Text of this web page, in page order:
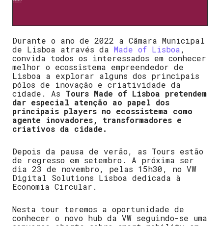
Durante o ano de 2022 a Câmara Municipal
de Lisboa através da Made of Lisboa,
convida todos os interessados em conhecer
melhor o ecossistema empreendedor de
Lisboa a explorar alguns dos principais
pólos de inovação e criatividade da
cidade. As Tours Made of Lisboa pretendem
dar especial atenção ao papel dos
principais players no ecossistema como
agente inovadores, transformadores e
criativos da cidade.
Depois da pausa de verão, as Tours estão
de regresso em setembro. A próxima ser
dia 23 de novembro, pelas 15h30, no VW
Digital Solutions Lisboa dedicada à
Economia Circular.
Nesta tour teremos a oportunidade de
conhecer o novo hub da VW seguindo-se uma